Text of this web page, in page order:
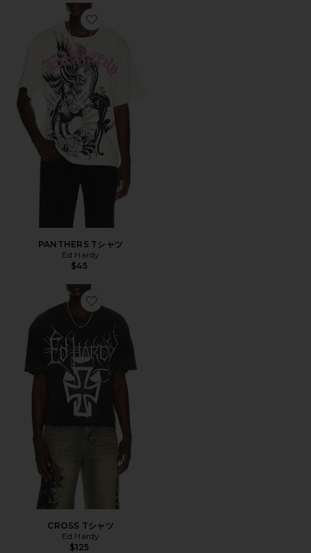
Favorite PANTHERS Tシャツ
PANTHERS Tシャツ
Ed Hardy
$45
Favorite CROSS Tシャツ
CROSS Tシャツ
Ed Hardy
$125